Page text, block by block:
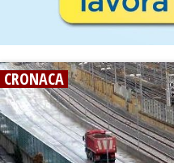
CRONACA